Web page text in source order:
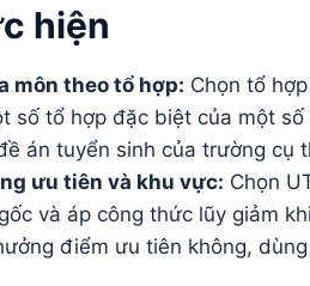
hiện
môn theo tổ hợp: Chọn tổ
số tổ hợp đặc biệt của một
án tuyển sinh của trường cụ
ưu tiên và khu vực: Chọn
và áp công thức lũy giảm
điểm ưu tiên không, dùng